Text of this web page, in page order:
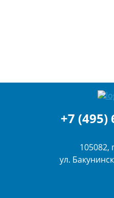
+7 (495)
105082,
ул.